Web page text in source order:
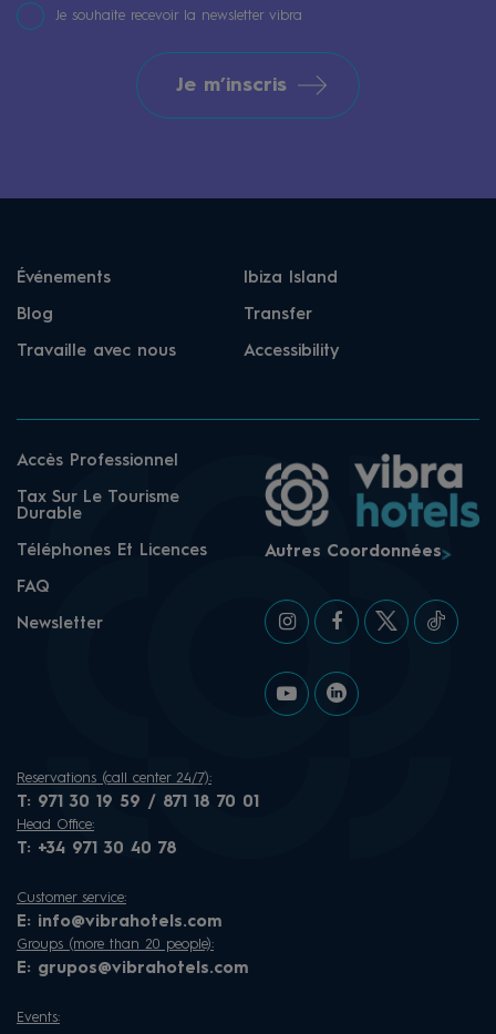
Je souhaite recevoir la newsletter vibra
Je m’inscris
Événements Ibiza Island
Blog Transfer
Travaille avec nous Accessibility
Accès Professionnel
Tax Sur Le Tourisme
Durable
Téléphones Et Licences
FAQ
Newsletter
Autres Coordonnées
Reservations (call center 24/7):
T: 971 30 19 59 / 871 18 70 01
Head Office:
T: +34 971 30 40 78
Customer service:
E: info@vibrahotels.com
Groups (more than 20 people):
E: grupos@vibrahotels.com
Events: